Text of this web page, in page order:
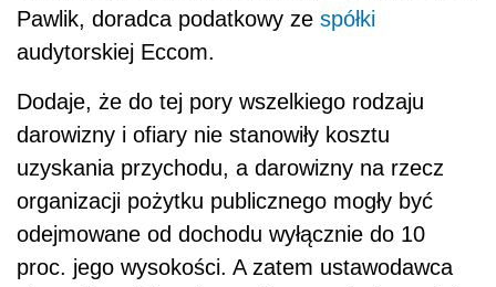
Pawlik, doradca podatkowy ze spółki
audytorskiej Eccom.
Dodaje, że do tej pory wszelkiego rodzaju
darowizny i ofiary nie stanowiły kosztu
uzyskania przychodu, a darowizny na rzecz
organizacji pożytku publicznego mogły być
odejmowane od dochodu wyłącznie do 10
proc. jego wysokości. A zatem ustawodawca